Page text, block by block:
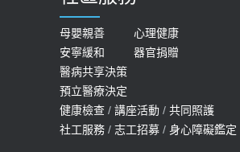
女性必看國健署公費懶人包！
查完全免費 沒做虧大了
2026-05-14
一定得換人工關節
2019-10-08
20歲迪士尼男星因癲癇猝逝
孩最好發、醫師點出8大前兆
2019-07-09
母嬰親善
心理健康
安寧緩和
器官捐贈
醫病共享決策
預立醫療決定
健康檢查 / 講座活動 / 共同照護
社工服務 / 志工招募 / 身心障礙鑑定